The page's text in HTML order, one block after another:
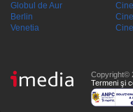
Globul de Aur
Berlin
Venetia
Copyright©
Termeni şi